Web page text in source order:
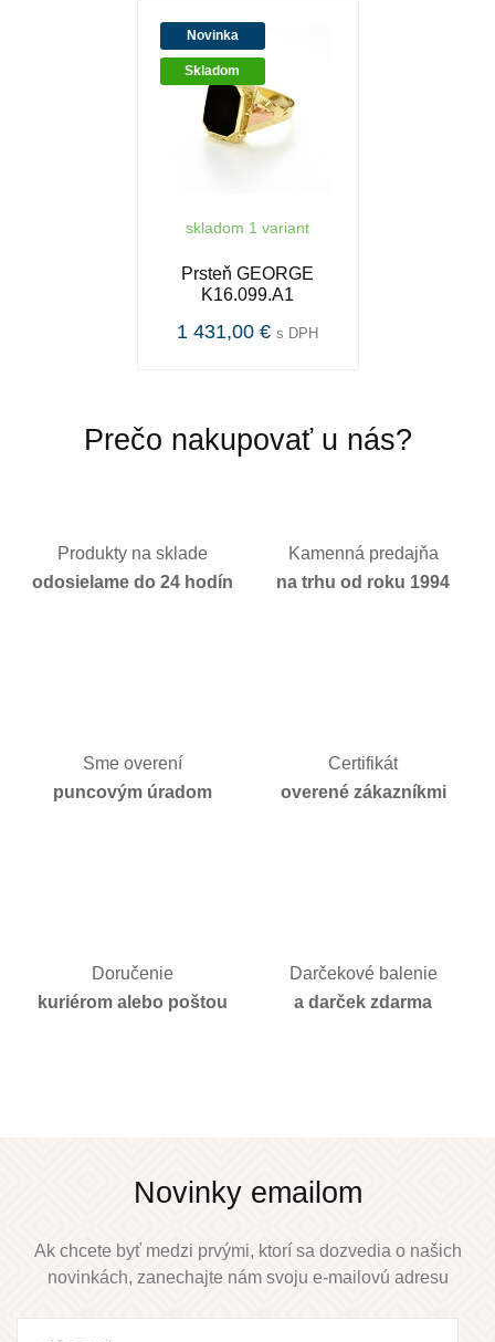
Novinka
Skladom
skladom 1 variant
Prsteň GEORGE
K16.099.A1
1 431,00 € s DPH
Prečo nakupovať u nás?
Produkty na sklade
odosielame do 24 hodín
Kamenná predajňa
na trhu od roku 1994
Sme overení
puncovým úradom
Certifikát
overené zákazníkmi
Doručenie
kuriérom alebo poštou
Darčekové balenie
a darček zdarma
Novinky emailom
Ak chcete byť medzi prvými, ktorí sa dozvedia o našich
novinkách, zanechajte nám svoju e-mailovú adresu